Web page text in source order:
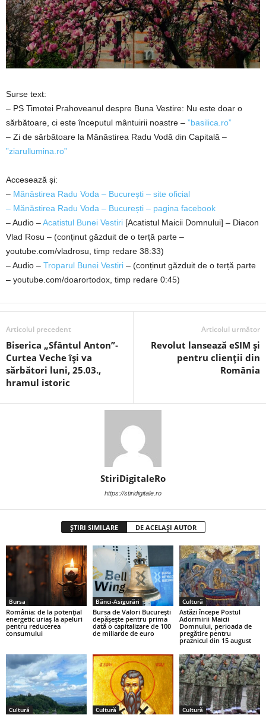
Surse text:
– PS Timotei Prahoveanul despre Buna Vestire: Nu este doar o
sărbătoare, ci este începutul mântuirii noastre – ”basilica.ro”
– Zi de sărbătoare la Mănăstirea Radu Vodă din Capitală –
”ziarullumina.ro”
Accesează și:
– Mănăstirea Radu Voda – București – site oficial
– Mănăstirea Radu Voda – București – pagina facebook
– Audio –Acatistul Bunei Vestiri [Acatistul Maicii Domnului] – Diacon
Vlad Rosu – (conținut găzduit de o terță parte –
youtube.com/vladrosu, timp redare 38:33)
– Audio – Troparul Bunei Vestiri – (conținut găzduit de o terță parte
– youtube.com/doarortodox, timp redare 0:45)
Articolul precedent
Biserica „Sfântul Anton”‑
Curtea Veche își va
sărbători luni, 25.03.,
hramul istoric
Articolul următor
Revolut lansează eSIM și
pentru clienții din
România
StiriDigitaleRo
https://stiridigitale.ro
ȘTIRI SIMILARE DE ACELAȘI AUTOR
Bursa
România: de la potențial
energetic uriaș la apeluri
pentru reducerea
consumului
Bănci-Asigurări
Bursa de Valori București
depășește pentru prima
dată o capitalizare de 100
de miliarde de euro
Cultură
Astăzi începe Postul
Adormirii Maicii
Domnului, perioada de
pregătire pentru
praznicul din 15 august
Cultură Cultură Cultură